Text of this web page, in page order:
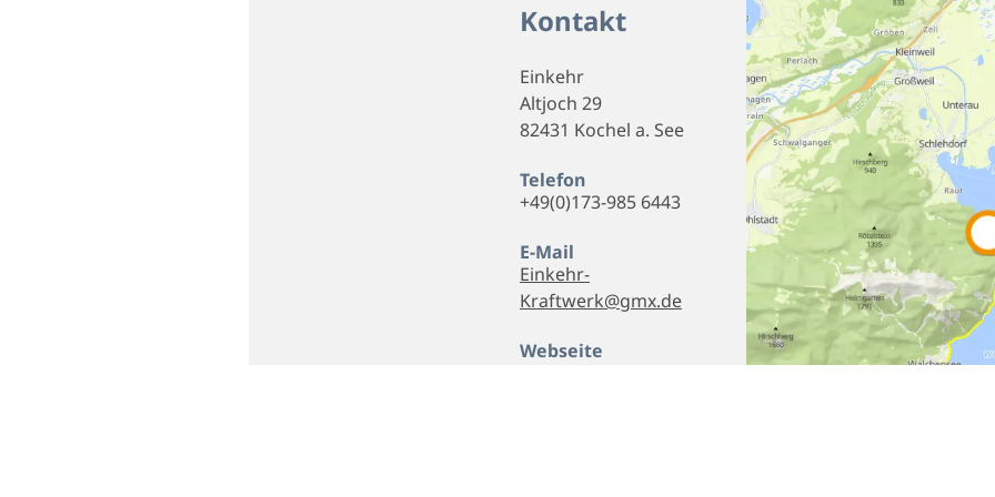
Kontakt
Einkehr
Altjoch 29
82431 Kochel a. See
Telefon
+49(0)173-985 6443
E-Mail
Einkehr-
Kraftwerk@gmx.de
Webseite